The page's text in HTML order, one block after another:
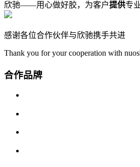
欣驰——用心做好胶， 为客户提供专
感谢各位合作伙伴与欣驰携手共进
Thank you for your cooperation with
合作品牌